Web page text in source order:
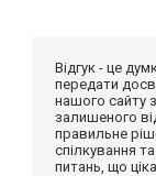
Відгук - це
передати
нашого сайту
залишеного
правильне
спілкування
питань, що